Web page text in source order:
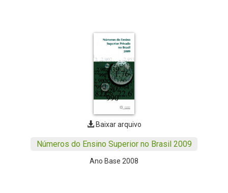
Baixar arquivo
Números do Ensino Superior no Brasil 2009
Ano Base 2008